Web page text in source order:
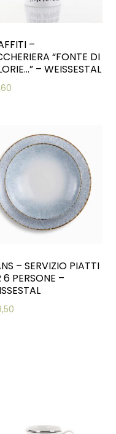
–
“FONTE DI
– WEISSESTAL
– SERVIZIO PIATTI
6 PERSONE –